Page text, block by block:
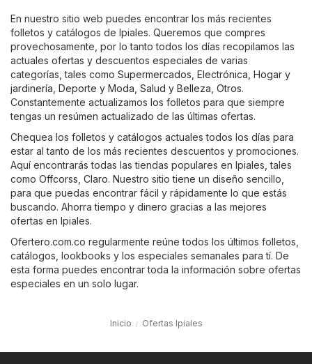
En nuestro sitio web puedes encontrar los más recientes
folletos y catálogos de Ipiales. Queremos que compres
provechosamente, por lo tanto todos los días recopilamos las
actuales ofertas y descuentos especiales de varias
categorías, tales como Supermercados Electrónica Hogar y
jardinería Deporte y Moda Salud y Belleza Otros.
Constantemente actualizamos los folletos para que siempre
tengas un resúmen actualizado de las últimas ofertas.
Chequea los folletos y catálogos actuales todos los días para
estar al tanto de los más recientes descuentos y promociones.
Aquí encontrarás todas las tiendas populares en Ipiales, tales
como Offcorss Claro. Nuestro sitio tiene un diseño sencillo,
para que puedas encontrar fácil y rápidamente lo que estás
buscando. Ahorra tiempo y dinero gracias a las mejores
ofertas en Ipiales.
Ofertero.com.co regularmente reúne todos los últimos folletos,
catálogos, lookbooks y los especiales semanales para tí. De
esta forma puedes encontrar toda la información sobre ofertas
especiales en un solo lugar.
Inicio Ofertas Ipiales